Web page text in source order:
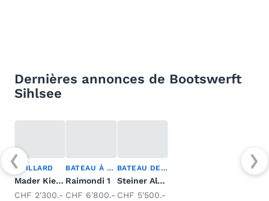
Dernières annonces de Bootswerft
Sihlsee
QUILLARD
Mader Kielzugvogel
CHF 2'300.-
BATEAU À RAME
Raimondi 1
CHF 6'800.-
BATEAU DE PÊCHE
Steiner Altenrhein
CHF 5'500.-